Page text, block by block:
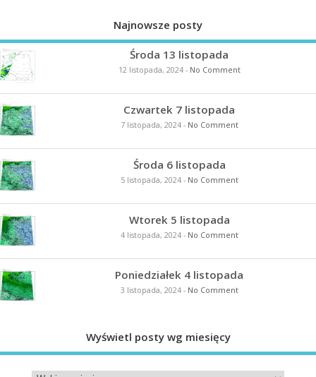
Najnowsze posty
Środa 13 listopada
12 listopada, 2024- No Comment
Czwartek 7 listopada
7 listopada, 2024- No Comment
Środa 6 listopada
5 listopada, 2024- No Comment
Wtorek 5 listopada
4 listopada, 2024- No Comment
Poniedziałek 4 listopada
3 listopada, 2024- No Comment
Wyświetl posty wg miesięcy